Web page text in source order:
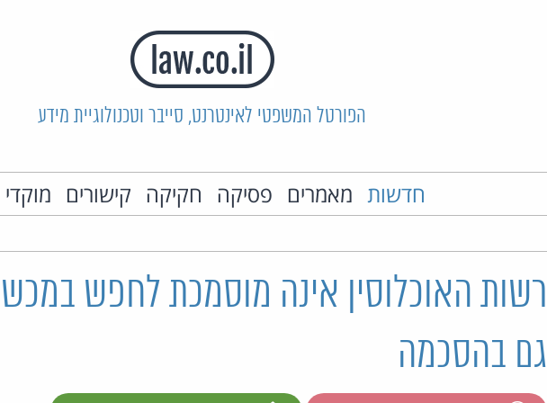
הפורטל המשפטי לאינטרנט, סייבר וטכנולוגיית מידע
חדשות מאמרים פסיקה חקיקה קישורים
רשות האוכלוסין אינה מוסמכת לחפש
גם בהסכמה